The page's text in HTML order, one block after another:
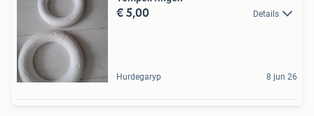
€ 5,00 Details
Hurdegaryp 8 jun 26